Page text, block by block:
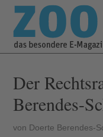
Der
Berendes-
von Doerte Berendes-